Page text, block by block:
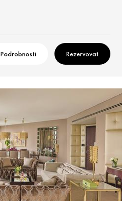
Podrobnosti Rezervovat